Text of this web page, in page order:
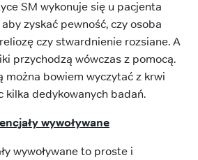
SM wykonuje się u pacjenta
zyskać pewność, czy osoba
czy stwardnienie rozsiane. A
przychodzą wówczas z pomocą.
można bowiem wyczytać z krwi
kilka dedykowanych badań.
wywoływane
wywoływane to proste i